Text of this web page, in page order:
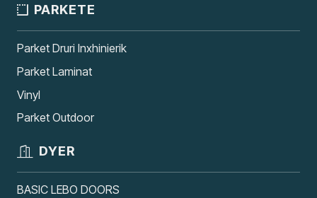
PARKETE
Parket Druri Inxhinierik
Parket Laminat
Vinyl
Parket Outdoor
DYER
BASIC LEBO DOORS